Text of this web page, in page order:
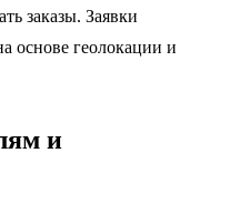
заказы. Заявки
основе геолокации и
и